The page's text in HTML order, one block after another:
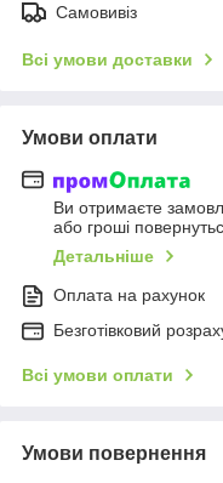
Самовивіз
Всі умови доставки
Умови оплати
Ви отримаєте
або гроші
Детальніше
Оплата на рахунок
Безготівковий
Всі умови оплати
Умови повернення